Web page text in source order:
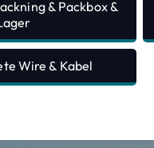
& Packbox &
Wire & Kabel